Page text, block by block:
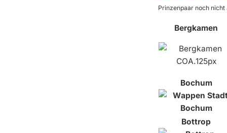
Prinzenpaar noch
Bergkamen
Bochum
Bottrop